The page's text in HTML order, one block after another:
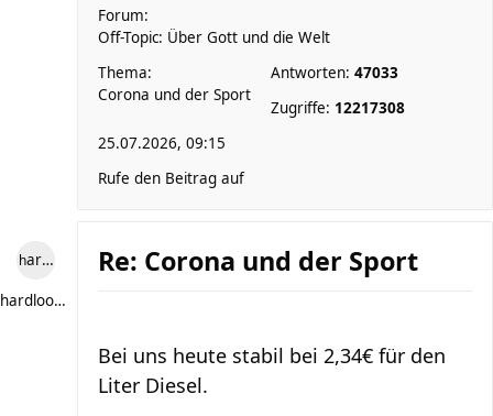
Forum:
Off-Topic: Über Gott und die Welt
Thema:
Corona und der Sport
Antworten: 47033
Zugriffe: 12217308
25.07.2026, 09:15
Rufe den Beitrag auf
hardlooper
hardlooper
Re: Corona und der Sport
Bei uns heute stabil bei 2,34€ für den
Liter Diesel.